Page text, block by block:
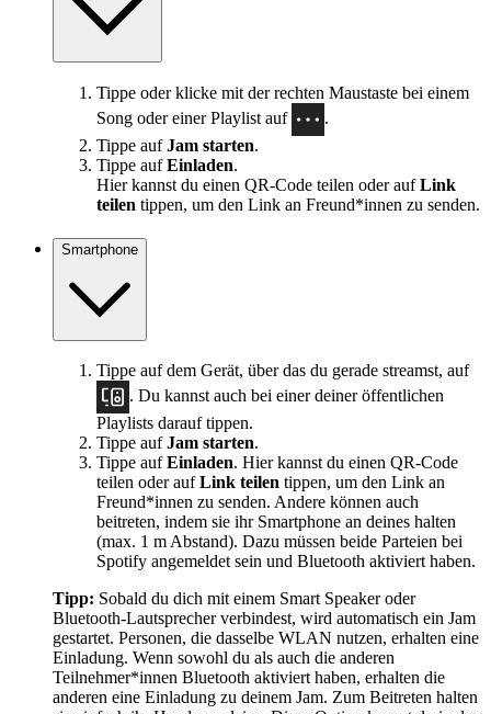
Tippe oder klicke mit der rechten Maustaste bei einem
Song oder einer Playlist auf
.
Tippe aufJam starten.
Tippe aufEinladen.
Hier kannst du einen QR-Code teilen oder aufLink
teilen tippen, um den Link an Freund*innen zu senden.
Smartphone
Tippe auf dem Gerät, über das du gerade streamst, auf
. Du kannst auch bei einer deiner öffentlichen
Playlists darauf tippen.
Tippe aufJam starten.
Tippe aufEinladen. Hier kannst du einen QR-Code
teilen oder aufLink teilen tippen, um den Link an
Freund*innen zu senden. Andere können auch
beitreten, indem sie ihr Smartphone an deines halten
(max. 1 m Abstand). Dazu müssen beide Parteien bei
Spotify angemeldet sein und Bluetooth aktiviert haben.
Tipp: Sobald du dich mit einem Smart Speaker oder
Bluetooth-Lautsprecher verbindest, wird automatisch ein Jam
gestartet. Personen, die dasselbe WLAN nutzen, erhalten eine
Einladung. Wenn sowohl du als auch die anderen
Teilnehmer*innen Bluetooth aktiviert haben, erhalten die
anderen eine Einladung zu deinem Jam. Zum Beitreten halten